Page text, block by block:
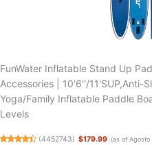
FunWater Inflatable Stand Up
Accessories | 10'6''/11'SUP,Anti-
Yoga/Family Inflatable Paddle
Levels
(4452743) $179.99 (as of